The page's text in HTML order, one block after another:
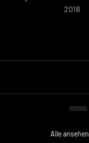
2018
Alle ansehen